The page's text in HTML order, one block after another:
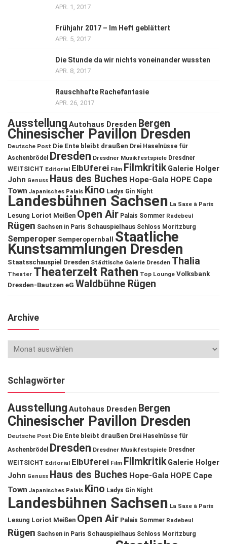
APR. 1, 2017
Frühjahr 2017 – Im Heft geblättert
APR. 5, 2017
Die Stunde da wir nichts voneinander wussten
APR. 8, 2017
Rauschhafte Rachefantasie
APR. 26, 2017
Ausstellung Autohaus Dresden Bergen
Chinesischer Pavillon Dresden
Deutsche Post Die Ente bleibt draußen Drei Haselnüsse für
Aschenbrödel
Dresden Dresdner Musikfestspiele Dresdner
WEITSICHT Editorial ElbUferei Film Filmkritik Galerie Holger
John Genuss Haus des Buches Hope-Gala HOPE Cape
Town Japanisches Palais Kino Ladys Gin Night
Landesbühnen Sachsen La Saxe à Paris
Lesung Loriot Meißen Open Air Palais Sommer Radebeul
Rügen Sachsen in Paris Schauspielhaus Schloss Moritzburg
Semperoper Semperopernball Staatliche
Kunstsammlungen Dresden
Staatsschauspiel Dresden Städtische Galerie Dresden Thalia
Theater Theaterzelt Rathen Top Lounge Volksbank
Dresden-Bautzen eG Waldbühne Rügen
Archive
Schlagwörter
Ausstellung Autohaus Dresden Bergen
Chinesischer Pavillon Dresden
Deutsche Post Die Ente bleibt draußen Drei Haselnüsse für
Aschenbrödel
Dresden Dresdner Musikfestspiele Dresdner
WEITSICHT Editorial ElbUferei Film Filmkritik Galerie Holger
John Genuss Haus des Buches Hope-Gala HOPE Cape
Town Japanisches Palais Kino Ladys Gin Night
Landesbühnen Sachsen La Saxe à Paris
Lesung Loriot Meißen Open Air Palais Sommer Radebeul
Rügen Sachsen in Paris Schauspielhaus Schloss Moritzburg